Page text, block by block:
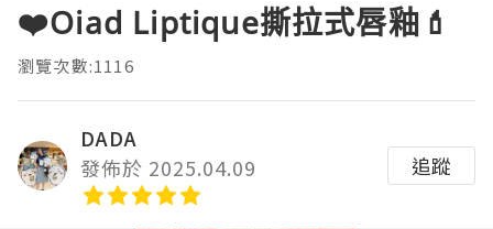
❤️Oiad Liptique撕拉式唇釉💄
瀏覽次數:1116
DADA
發佈於 2025.04.09
追蹤